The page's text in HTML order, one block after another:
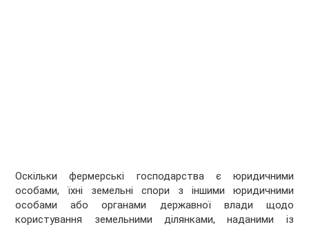
Оскільки фермерські господарства є юридичними
особами, їхні земельні спори з іншими юридичними
особами або органами державної влади щодо
користування земельними ділянками, наданими із